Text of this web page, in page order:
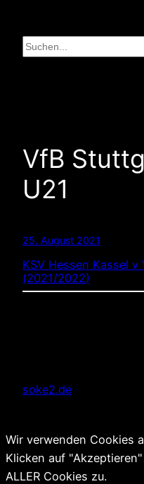
Inhalt
springen
Suchen
VfB
U21
25. August 2021
KSV Hessen Kassel
(2021/2022)
soke2.de
Wir verwenden Cookies
Klicken auf
ALLER Cookies zu.